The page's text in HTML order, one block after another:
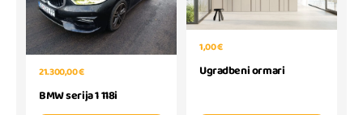
21.300,00 €
BMW serija 1 118i
1,00 €
Ugradbeni ormari